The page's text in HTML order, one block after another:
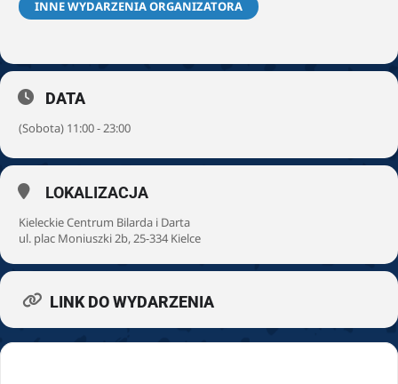
INNE WYDARZENIA ORGANIZATORA
DATA
(Sobota) 11:00 - 23:00
LOKALIZACJA
Kieleckie Centrum Bilarda i Darta
ul. plac Moniuszki 2b, 25-334 Kielce
LINK DO WYDARZENIA